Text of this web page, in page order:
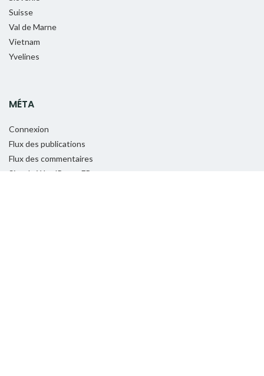
Suisse
Val de Marne
Vietnam
Yvelines
MÉTA
Connexion
Flux des publications
Flux des commentaires
Site de WordPress-FR